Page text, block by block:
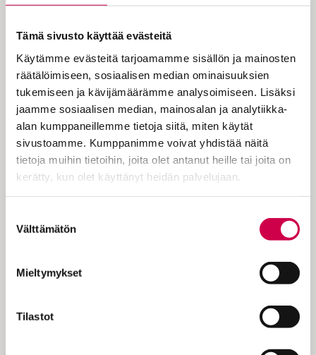
Tämä sivusto käyttää evästeitä
Käytämme evästeitä tarjoamamme sisällön ja mainosten
räätälöimiseen, sosiaalisen median ominaisuuksien
tukemiseen ja kävijämäärämme analysoimiseen. Lisäksi
jaamme sosiaalisen median, mainosalan ja analytiikka-
alan kumppaneillemme tietoja siitä, miten käytät
sivustoamme. Kumppanimme voivat yhdistää näitä
tietoja muihin tietoihin, joita olet antanut heille tai joita on
kerätty, kun olet käyttänyt heidän palvelujaan.
valinta
Välttämätön
Mieltymykset
Tilastot
KOLUMNI | 27.03.2026
Viljamaa | Älä oleta!